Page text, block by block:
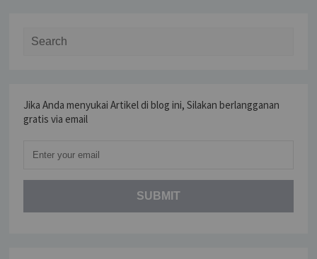
Search for:
Jika Anda menyukai Artikel di blog ini, Silakan berlangganan
gratis via email